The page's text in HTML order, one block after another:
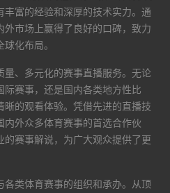
富的经验和深厚的技术实力。通
市场上赢得了良好的口碑，致力
化布局。
量、多元化的赛事直播服务。无论
赛事，还是国内各类地方性比
的观看体验。凭借先进的直播技
外众多体育赛事的首选合作伙
赛事解说，为广大观众提供了更
各类体育赛事的组织和承办。从顶